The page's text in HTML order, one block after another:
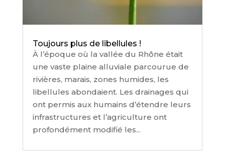
Toujours plus de libellules !
À l’époque où la vallée du Rhône était
une vaste plaine alluviale parcourue de
rivières, marais, zones humides, les
libellules abondaient. Les drainages qui
ont permis aux humains d’étendre leurs
infrastructures et l’agriculture ont
profondément modifié les...